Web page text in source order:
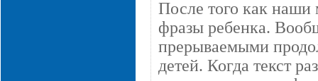
После того как
фразы ребенка.
прерываемыми
детей. Когда текст